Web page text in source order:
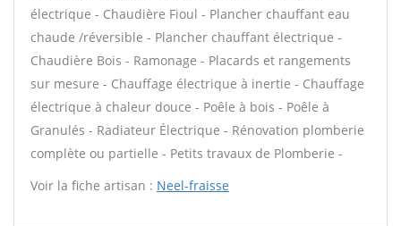
électrique - Chaudière Fioul - Plancher chauffant eau
chaude /réversible - Plancher chauffant électrique -
Chaudière Bois - Ramonage - Placards et rangements
sur mesure - Chauffage électrique à inertie - Chauffage
électrique à chaleur douce - Poêle à bois - Poêle à
Granulés - Radiateur Électrique - Rénovation plomberie
complète ou partielle - Petits travaux de Plomberie -
Voir la fiche artisan : Neel-fraisse